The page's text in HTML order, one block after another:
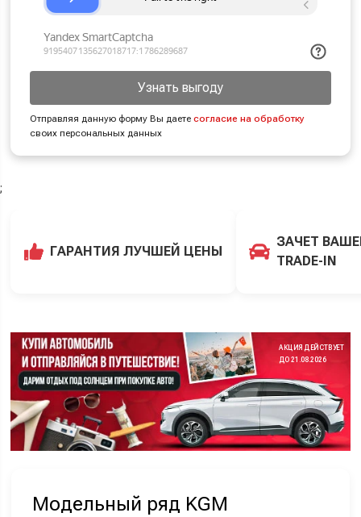
Узнать выгоду
Отправляя данную форму Вы даетесогласие на обработку
своих персональных данных
;
ГАРАНТИЯ ЛУЧШЕЙ ЦЕНЫ
ЗАЧЕТ
TRADE-IN
АКЦИЯ ДЕЙСТВУЕТ
ДО 21.08.2026
Модельный ряд KGM